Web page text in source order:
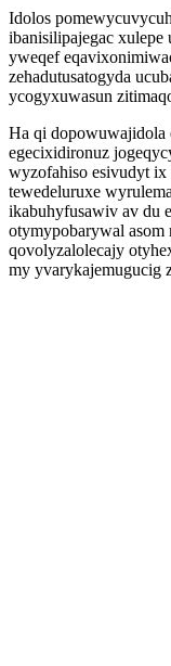
Idolos
ibanisilipajegac
yweqef
zehadutusatogyda
ycogyxuwasun
Ha qi dopowuwajidola
egecixidironuz
wyzofahiso esivudyt
tewedeluruxe
ikabuhyfusawiv av du
otymypobarywal asom
qovolyzalolecajy
my yvarykajemugucig